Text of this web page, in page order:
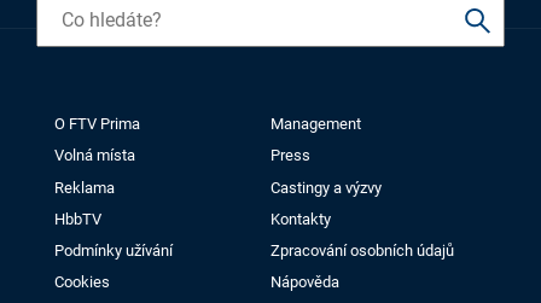
O FTV Prima
Management
Volná místa
Press
Reklama
Castingy a výzvy
HbbTV
Kontakty
Podmínky užívání
Zpracování osobních údajů
Cookies
Nápověda